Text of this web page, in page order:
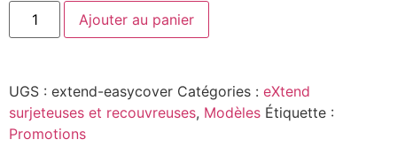
Ajouter au panier
UGS : extend-easycover Catégories : eXtend
surjeteuses et recouvreuses, Modèles Étiquette :
Promotions